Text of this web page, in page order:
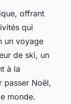
offrant
qui
un voyage
de ski, un
à la
passer Noël,
monde.